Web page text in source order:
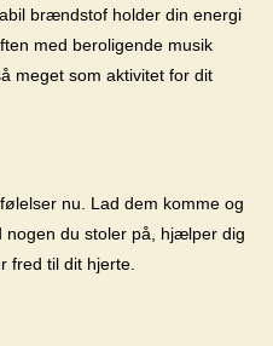
brændstof holder din energi
med beroligende musik
meget som aktivitet for dit
nu. Lad dem komme og
nogen du stoler på, hjælper dig
fred til dit hjerte.